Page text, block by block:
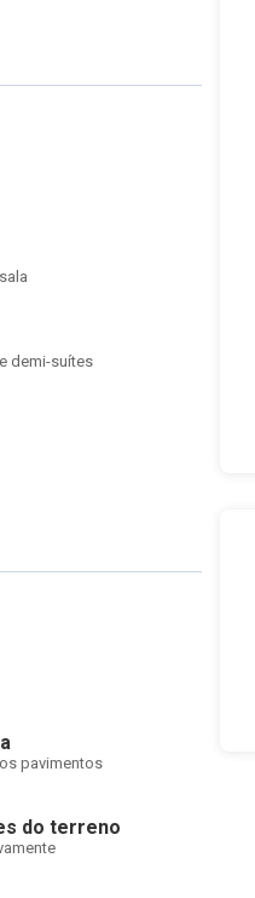
demi-suítes
pavimentos
do terreno